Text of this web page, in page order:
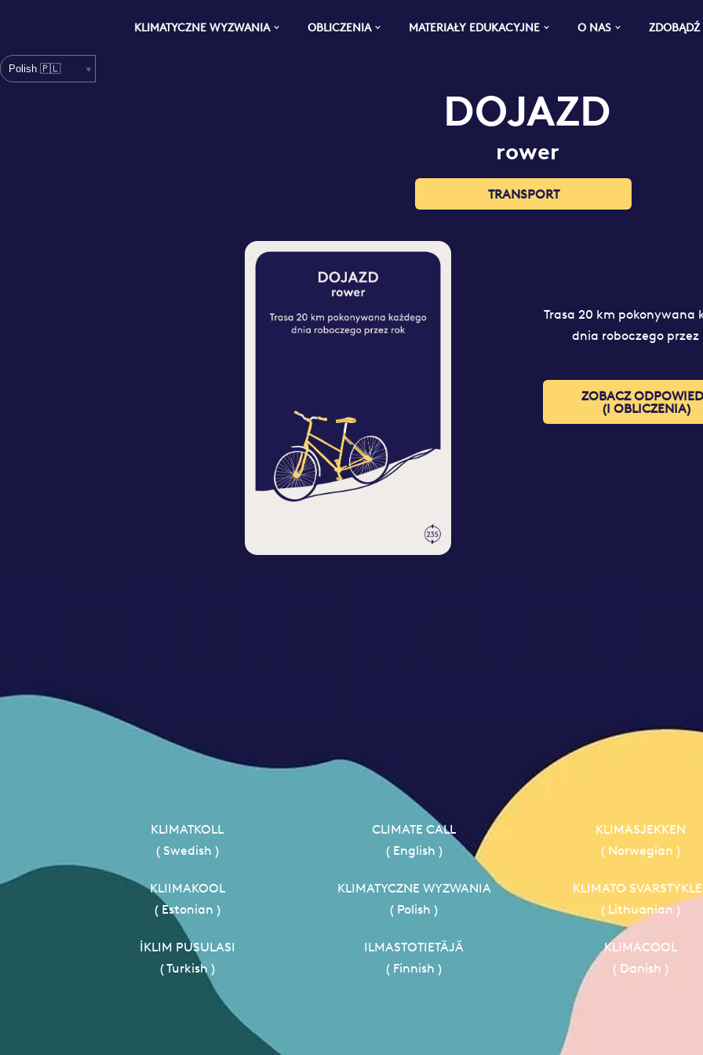
till
innehåll
KLIMATYCZNE WYZWANIA OBLICZENIA MATERIAŁY EDUKACYJNE O NAS ZDOBĄDŹ
DOJAZD
rower
TRANSPORT
Trasa 20 km pokonywana
dnia roboczego przez
ZOBACZ
(I OBLICZENIA)
KLIMATKOLL
( Swedish )
CLIMATE CALL
( English )
KLIMASJEKKEN
( Norwegian )
KLIIMAKOOL
( Estonian )
KLIMATYCZNE WYZWANIA
( Polish )
KLIMATO
( Lithuanian )
İKLIM PUSULASI
( Turkish )
ILMASTOTIETÄJÄ
( Finnish )
KLIMACOOL
( Danish )